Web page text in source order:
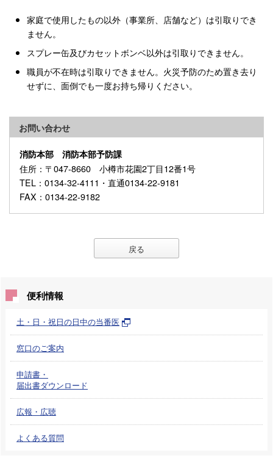
家庭で使用したもの以外（事業所、店舗など）は引取りでき
ません。
スプレー缶及びカセットボンベ以外は引取りできません。
職員が不在時は引取りできません。火災予防のため置き去り
せずに、面倒でも一度お持ち帰りください。
お問い合わせ
消防本部 消防本部予防課
住所 ：〒047-8660 小樽市花園2丁目12番1号
TEL ：0134-32-4111・直通0134-22-9181
FAX ：0134-22-9182
戻る
便利情報
土・日・祝日の日中の当番医
窓口のご案内
申請書・
届出書ダウンロード
広報・広聴
よくある質問